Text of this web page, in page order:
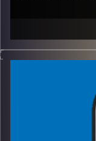
דוידוביץ', משה
של ברוקלין,
את הסל או עזרה
להפוך להפתעה של